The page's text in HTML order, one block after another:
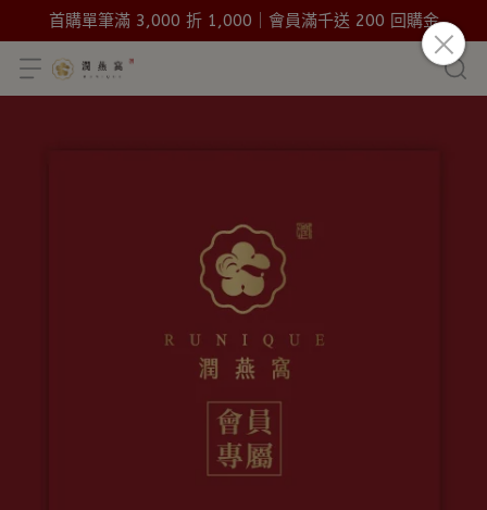
首購單筆滿 3,000 折 1,000｜會員滿千送 200 回購金